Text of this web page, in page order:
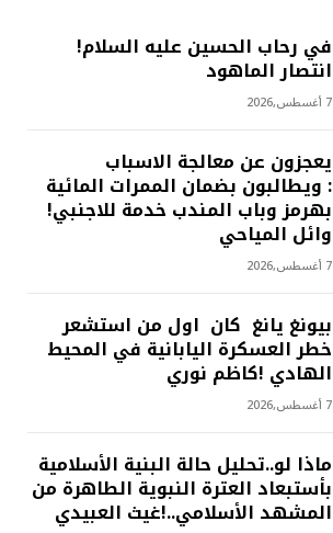
في رحاب الحسين عليه السلام!
انتصار الماهود
7 أغسطس,2026
يعجزون عن معالجة الاسباب
: ويطالبون بضمان الممرات المائية
بهرمز وباب المندب خدمة للاجنبي!
وائل المياحي
7 أغسطس,2026
بيونغ يانغ كان اول من استشعر
خطر العسكرة اليابانية في المحيط
الهادي !كاظم نوري
7 أغسطس,2026
ماذا لو..تحليل حالة البنية الأسلامية
بأستبعاد العترة النبوية الطاهرة من
المشهد الأسلامي..!غيث العبيدي